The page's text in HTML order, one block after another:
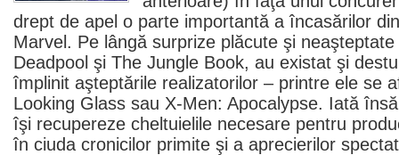
drept de apel o parte importantă a încasărilor
Marvel. Pe lângă surprize plăcute şi
Deadpool şi The Jungle Book, au existat şi
împlinit aşteptările realizatorilor – printre ele se
Looking Glass sau X-Men: Apocalypse. Iată
îşi recupereze cheltuielile necesare pentru
în ciuda cronicilor primite şi a aprecierilor